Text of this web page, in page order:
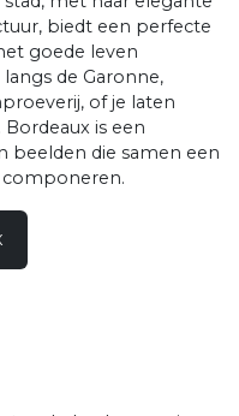
biedt een perfecte
goede leven
de Garonne,
of je laten
is een
beelden die samen een